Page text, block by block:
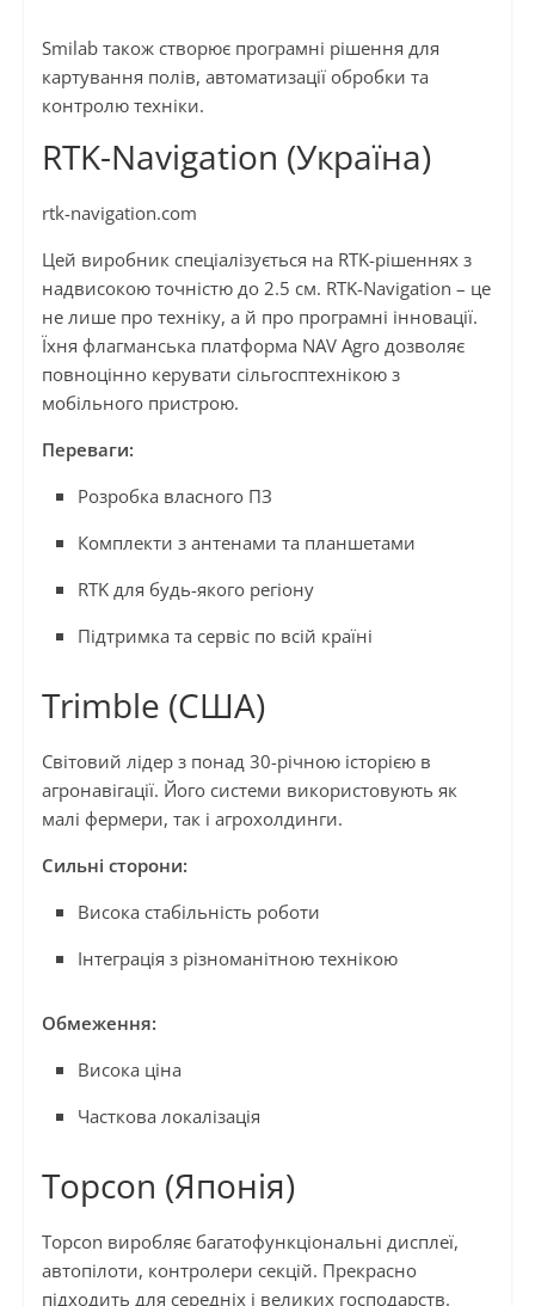
Smilab також створює програмні рішення для
картування полів, автоматизації обробки та
контролю техніки.
RTK-Navigation (Україна)
rtk-navigation.com
Цей виробник спеціалізується на RTK-рішеннях з
надвисокою точністю до 2.5 см. RTK-Navigation – це
не лише про техніку, а й про програмні інновації.
Їхня флагманська платформа NAV Agro дозволяє
повноцінно керувати сільгосптехнікою з
мобільного пристрою.
Переваги:
Розробка власного ПЗ
Комплекти з антенами та планшетами
RTK для будь-якого регіону
Підтримка та сервіс по всій країні
Trimble (США)
Світовий лідер з понад 30-річною історією в
агронавігації. Його системи використовують як
малі фермери, так і агрохолдинги.
Сильні сторони:
Висока стабільність роботи
Інтеграція з різноманітною технікою
Обмеження:
Висока ціна
Часткова локалізація
Topcon (Японія)
Topcon виробляє багатофункціональні дисплеї,
автопілоти, контролери секцій. Прекрасно
підходить для середніх і великих господарств.